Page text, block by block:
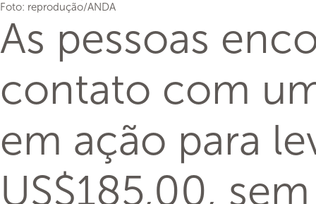
Foto: reprodução/ANDA
As pessoas
contato com
em ação para
US$185,00,